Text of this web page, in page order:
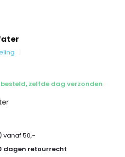
zelfde dag verzonden
vanaf 50,-
dagen retourrecht